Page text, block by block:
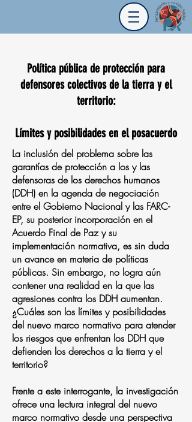
Política pública de protección para
defensores colectivos de la tierra y el
territorio:
Límites y posibilidades en el posacuerdo
La inclusión del problema sobre las
garantías de protección a los y las
defensoras de los derechos humanos
(DDH) en la agenda de negociación
entre el Gobierno Nacional y las FARC-
EP, su posterior incorporación en el
Acuerdo Final de Paz y su
implementación normativa, es sin duda
un avance en materia de políticas
públicas. Sin embargo, no logra aún
contener una realidad en la que las
agresiones contra los DDH aumentan.
¿Cuáles son los límites y posibilidades
del nuevo marco normativo para atender
los riesgos que enfrentan los DDH que
defienden los derechos a la tierra y el
territorio?
Frente a este interrogante, la investigación
ofrece una lectura integral del nuevo
marco normativo desde una perspectiva